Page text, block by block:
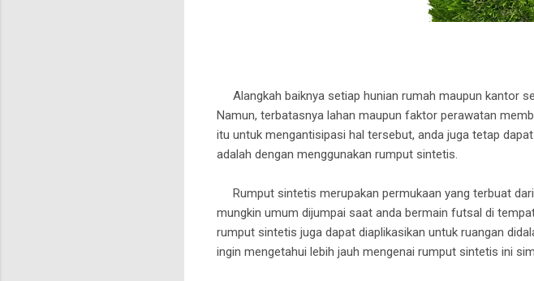
Alangkah baiknya setiap hunian rumah maupun kantor
Namun, terbatasnya lahan maupun faktor perawatan
itu untuk mengantisipasi hal tersebut, anda juga tetap
adalah dengan menggunakan rumput sintetis.
Rumput sintetis merupakan permukaan yang terbuat
mungkin umum dijumpai saat anda bermain futsal di
rumput sintetis juga dapat diaplikasikan untuk ruangan
ingin mengetahui lebih jauh mengenai rumput sintetis ini